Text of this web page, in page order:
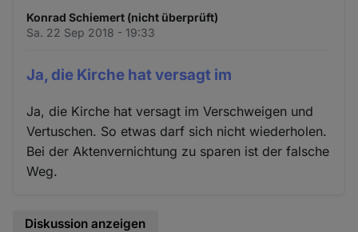
Konrad Schiemert (nicht überprüft)
Sa. 22 Sep 2018 - 19:33
Ja, die Kirche hat versagt im
Ja, die Kirche hat versagt im Verschweigen und
Vertuschen. So etwas darf sich nicht wiederholen.
Bei der Aktenvernichtung zu sparen ist der falsche
Weg.
Diskussion anzeigen